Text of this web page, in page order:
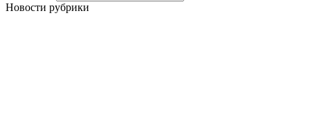
Новости рубрики